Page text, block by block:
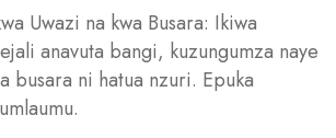
Uwazi na kwa Busara: Ikiwa
anavuta bangi, kuzungumza naye
busara ni hatua nzuri. Epuka